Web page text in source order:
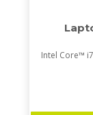
Intel Core™